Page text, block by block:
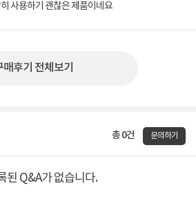
사용하기 괜찮은 제품이네요
매후기 전체보기
총 0건 문의하기
된 Q&A가 없습니다.